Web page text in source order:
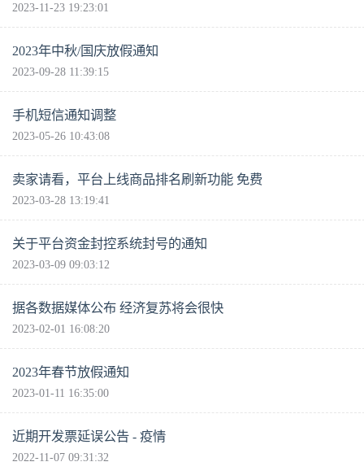
2023-11-23 19:23:01
2023年中秋/国庆放假通知
2023-09-28 11:39:15
手机短信通知调整
2023-05-26 10:43:08
卖家请看，平台上线商品排名刷新功能 免费
2023-03-28 13:19:41
关于平台资金封控系统封号的通知
2023-03-09 09:03:12
据各数据媒体公布 经济复苏将会很快
2023-02-01 16:08:20
2023年春节放假通知
2023-01-11 16:35:00
近期开发票延误公告 - 疫情
2022-11-07 09:31:32